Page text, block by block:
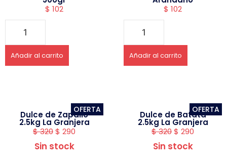
$ 102
Añadir al carrito
$ 102
Añadir al carrito
OFERTA
Dulce de Zapallo
2.5kg La Granjera
$320$ 290
Sin stock
OFERTA
Dulce de Batata
2.5kg La Granjera
$320$ 290
Sin stock